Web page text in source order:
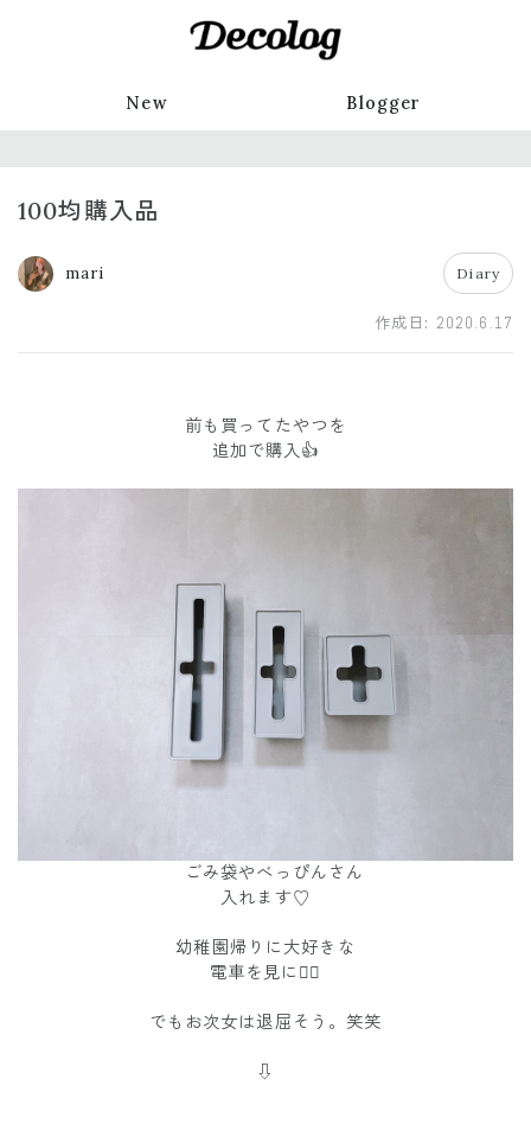
New Blogger
100均購入品
mari Diary
作成日: 2020.6.17
前も買ってたやつを
追加で購入👍
ごみ袋やべっぴんさん
入れます♡
幼稚園帰りに大好きな
電車を見に💁‍♀️
でもお次女は退屈そう。笑笑
⇩